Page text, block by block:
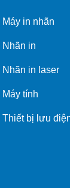
Máy in nhãn
Nhãn in
Nhãn in laser
Máy tính
Thiết bị lưu